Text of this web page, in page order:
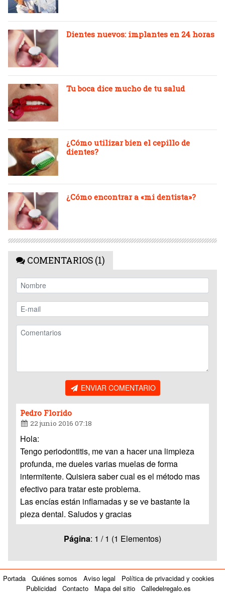
Dientes nuevos: implantes en 24 horas
Tu boca dice mucho de tu salud
¿Cómo utilizar bien el cepillo de
dientes?
¿Cómo encontrar a «mi dentista»?
COMENTARIOS (1)
ENVIAR COMENTARIO
Pedro Florido
22 junio 2016 07:18
Hola:
Tengo periodontitis, me van a hacer una limpieza
profunda, me dueles varias muelas de forma
intermitente. Quisiera saber cual es el método mas
efectivo para tratar este problema.
Las encías están inflamadas y se ve bastante la
pieza dental. Saludos y gracias
Página: 1 / 1 (1 Elementos)
Portada Quiénes somos Aviso legal
Política de privacidad y cookies
Publicidad
Contacto Mapa del sitio Calledelregalo.es